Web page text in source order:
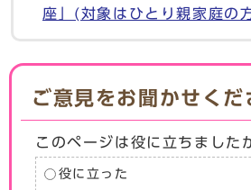
座」(対象はひとり親家庭の
ご意見をお聞かせくだ
このページは役に立ちました
役に立った